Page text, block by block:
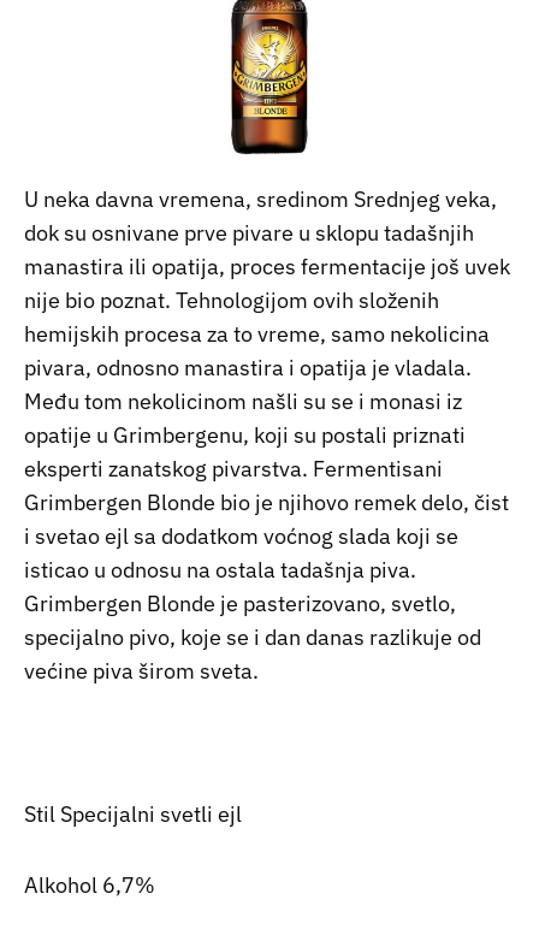
U neka davna vremena, sredinom Srednjeg veka,
dok su osnivane prve pivare u sklopu tadašnjih
manastira ili opatija, proces fermentacije još uvek
nije bio poznat. Tehnologijom ovih složenih
hemijskih procesa za to vreme, samo nekolicina
pivara, odnosno manastira i opatija je vladala.
Među tom nekolicinom našli su se i monasi iz
opatije u Grimbergenu, koji su postali priznati
eksperti zanatskog pivarstva. Fermentisani
Grimbergen Blonde bio je njihovo remek delo, čist
i svetao ejl sa dodatkom voćnog slada koji se
isticao u odnosu na ostala tadašnja piva.
Grimbergen Blonde je pasterizovano, svetlo,
specijalno pivo, koje se i dan danas razlikuje od
većine piva širom sveta.
Stil Specijalni svetli ejl
Alkohol 6,7%